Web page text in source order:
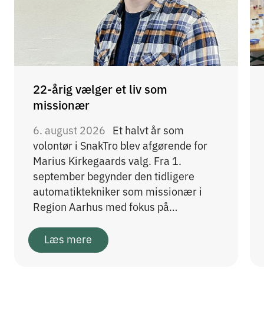
22-årig vælger et liv som
missionær
6. august 2026 Et halvt år som
volontør i SnakTro blev afgørende for
Marius Kirkegaards valg. Fra 1.
september begynder den tidligere
automatiktekniker som missionær i
Region Aarhus med fokus på…
Læs mere